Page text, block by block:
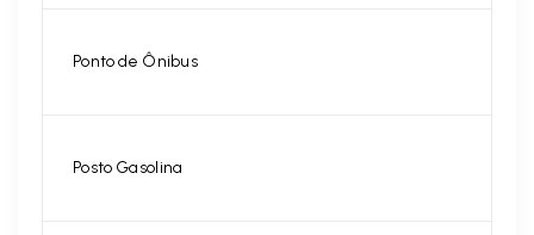
Ponto de Ônibus
Posto Gasolina